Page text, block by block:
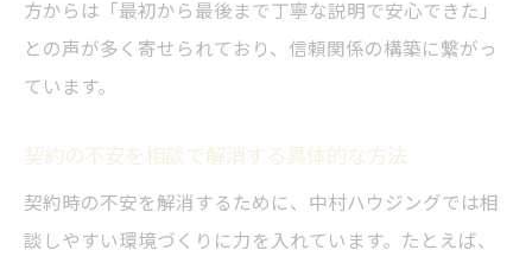
方からは「最初から最後まで丁寧な説明で安心できた」
との声が多く寄せられており、信頼関係の構築に繋がっ
ています。
契約の不安を相談で解消する具体的な方法
契約時の不安を解消するために、中村ハウジングでは相
談しやすい環境づくりに力を入れています。たとえば、